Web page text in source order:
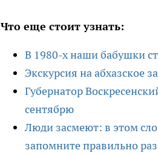
Что еще стоит узнать:
В 1980-х наши бабушки
Экскурсия на абхазское
Губернатор
сентябрю
Люди засмеют: в этом
запомните правильно